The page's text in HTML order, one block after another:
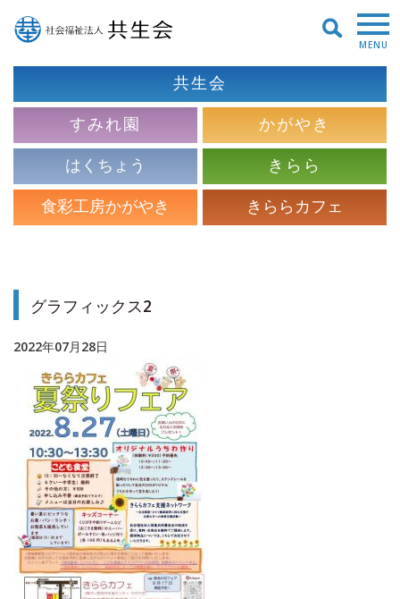
MENU
共生会
すみれ園
かがやき
はくちょう
きらら
食彩工房かがやき
きららカフェ
グラフィックス2
2022年07月28日